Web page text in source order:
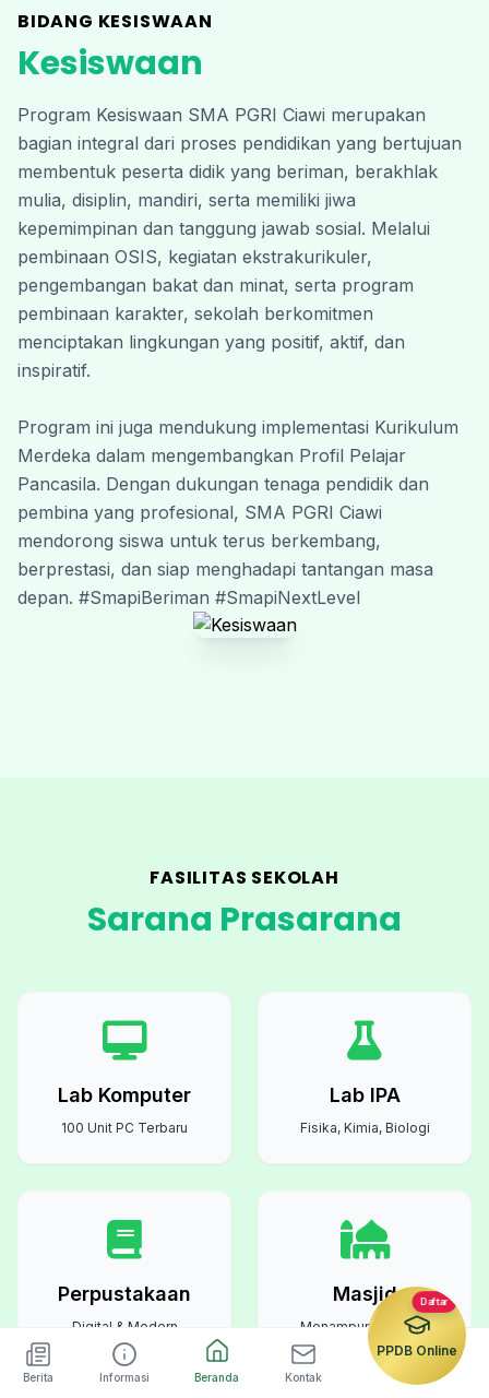
BIDANG KESISWAAN
Kesiswaan
Program Kesiswaan SMA PGRI Ciawi merupakan
bagian integral dari proses pendidikan yang bertujuan
membentuk peserta didik yang beriman, berakhlak
mulia, disiplin, mandiri, serta memiliki jiwa
kepemimpinan dan tanggung jawab sosial. Melalui
pembinaan OSIS, kegiatan ekstrakurikuler,
pengembangan bakat dan minat, serta program
pembinaan karakter, sekolah berkomitmen
menciptakan lingkungan yang positif, aktif, dan
inspiratif.
Program ini juga mendukung implementasi Kurikulum
Merdeka dalam mengembangkan Profil Pelajar
Pancasila. Dengan dukungan tenaga pendidik dan
pembina yang profesional, SMA PGRI Ciawi
mendorong siswa untuk terus berkembang,
berprestasi, dan siap menghadapi tantangan masa
depan. #SmapiBeriman #SmapiNextLevel
FASILITAS SEKOLAH
Sarana Prasarana
Lab Komputer
100 Unit PC Terbaru
Lab IPA
Fisika, Kimia, Biologi
Perpustakaan
Digital & Modern
Masjid
Menampung Semua
Warga Sekolah
Berita Informasi Beranda Kontak
Daftar
PPDB Online